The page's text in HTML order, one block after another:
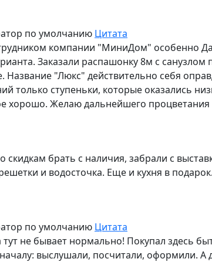
по умолчанию Цитата
компании "МиниДом" особенно
Заказали распашонку 8м с
"Люкс" действительно себя
только ступеньки, которые оказались
хорошо. Желаю дальнейшего процветания
брать с наличия, забрали с
и водосточка. Еще и кухня в
по умолчанию Цитата
не бывает нормально! Покупал здесь
выслушали, посчитали, оформили. А